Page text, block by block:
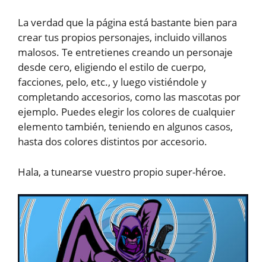
La verdad que la página está bastante bien para
crear tus propios personajes, incluido villanos
malosos. Te entretienes creando un personaje
desde cero, eligiendo el estilo de cuerpo,
facciones, pelo, etc., y luego vistiéndole y
completando accesorios, como las mascotas por
ejemplo. Puedes elegir los colores de cualquier
elemento también, teniendo en algunos casos,
hasta dos colores distintos por accesorio.
Hala, a tunearse vuestro propio super-héroe.